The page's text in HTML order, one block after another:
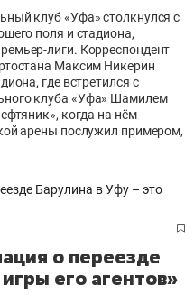
клуб «Уфа» столкнулся с
поля и стадиона,
лиги. Корреспондент
Максим Никерин
где встретился с
клуба «Уфа» Шамилем
когда на нём
арены послужил примером,
о переезде
его агентов»